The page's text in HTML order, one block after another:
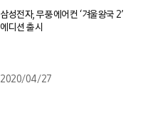
삼성전자, 무풍에어컨 ‘겨울왕국 2’
에디션 출시
2020/04/27